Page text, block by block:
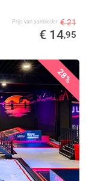
Prijs van aanbieder € 21
€ 14,95
28%